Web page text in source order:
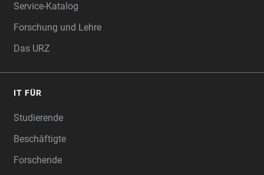
Service-Katalog
Forschung und Lehre
Das URZ
IT FÜR
Studierende
Beschäftigte
Forschende